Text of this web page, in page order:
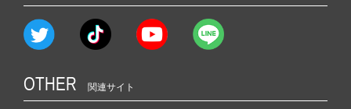
OTHER 関連サイト